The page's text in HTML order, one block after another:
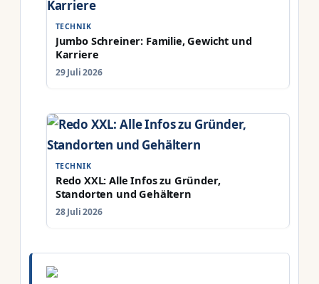
TECHNIK
Jumbo Schreiner: Familie, Gewicht und
Karriere
29 Juli 2026
TECHNIK
Redo XXL: Alle Infos zu Gründer,
Standorten und Gehältern
28 Juli 2026